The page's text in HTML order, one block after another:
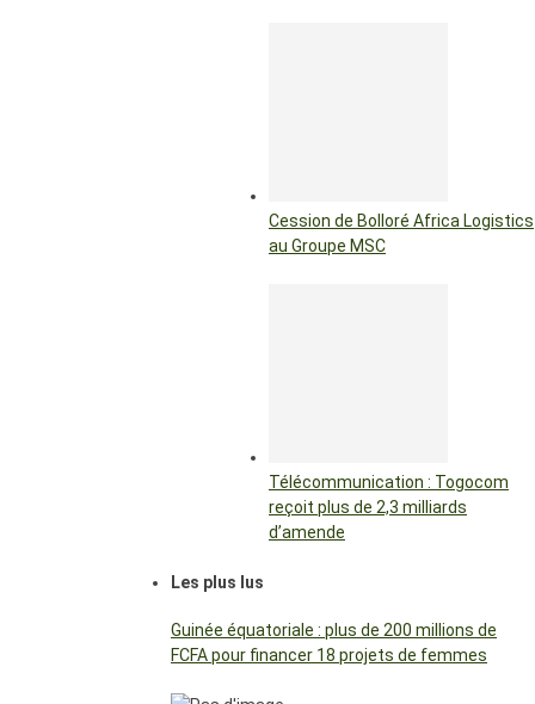
Cession de Bolloré Africa Logistics
au Groupe MSC
Télécommunication : Togocom
reçoit plus de 2,3 milliards
d’amende
Les plus lus
Guinée équatoriale : plus de 200 millions de
FCFA pour financer 18 projets de femmes